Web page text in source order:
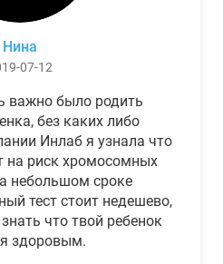
Нина
07-12
важно было родить
без каких либо
Инлаб я узнала что
на риск хромосомных
небольшом сроке
тест стоит недешево,
что твой ребенок
здоровым.